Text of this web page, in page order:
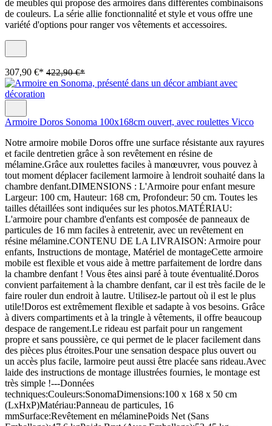
de meubles qui propose des armoires dans différentes combinaisons
de couleurs. La série allie fonctionnalité et style et vous offre une
variété d'options pour ranger vos vêtements et accessoires.
307,90 €* 422,90 €*
Armoire Doros Sonoma 100x168cm ouvert, avec roulettes Vicco
Notre armoire mobile Doros offre une surface résistante aux rayures
et facile dentretien grâce à son revêtement en résine de
mélamine.Grâce aux roulettes faciles à manœuvrer, vous pouvez à
tout moment déplacer facilement larmoire à lendroit souhaité dans la
chambre denfant.DIMENSIONS : L'Armoire pour enfant mesure
Largeur: 100 cm, Hauteur: 168 cm, Profondeur: 50 cm. Toutes les
tailles détaillées sont indiquées sur les photos.MATÉRIAU:
L'armoire pour chambre d'enfants est composée de panneaux de
particules de 16 mm faciles à entretenir, avec un revêtement en
résine mélamine.CONTENU DE LA LIVRAISON: Armoire pour
enfants, Instructions de montage, Matériel de montageCette armoire
mobile est flexible et vous aide à mettre parfaitement de lordre dans
la chambre denfant ! Vous êtes ainsi paré à toute éventualité.Doros
convient parfaitement à la chambre denfant, car il est très facile de le
faire rouler dun endroit à lautre. Utilisez-le partout où il est le plus
utile!Doros est extrêmement flexible et sadapte à vos besoins. Grâce
à divers compartiments et à la tringle à vêtements, il offre beaucoup
despace de rangement.Le rideau est parfait pour un rangement
propre et sans poussière, ce qui permet de le placer facilement dans
des pièces plus étroites.Pour une sensation despace plus ouvert ou
un accès plus facile, larmoire peut aussi être placée sans rideau.Avec
laide des instructions de montage illustrées fournies, le montage est
très simple !---Données
techniques:Couleurs:SonomaDimensions:100 x 168 x 50 cm
(LxHxP)Matériau:Panneau de particules, 16
mmSurface:Revêtement en mélaminePoids Net (Sans